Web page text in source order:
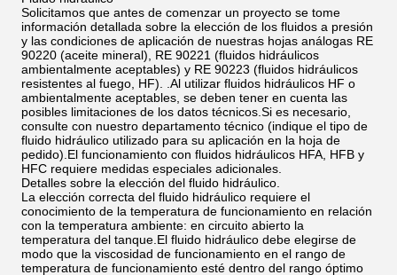
Solicitamos que antes de comenzar un proyecto se tome
información detallada sobre la elección de los fluidos a presión
y las condiciones de aplicación de nuestras hojas análogas RE
90220 (aceite mineral), RE 90221 (fluidos hidráulicos
ambientalmente aceptables) y RE 90223 (fluidos hidráulicos
resistentes al fuego, HF). .Al utilizar fluidos hidráulicos HF o
ambientalmente aceptables, se deben tener en cuenta las
posibles limitaciones de los datos técnicos.Si es necesario,
consulte con nuestro departamento técnico (indique el tipo de
fluido hidráulico utilizado para su aplicación en la hoja de
pedido).El funcionamiento con fluidos hidráulicos HFA, HFB y
HFC requiere medidas especiales adicionales.
Detalles sobre la elección del fluido hidráulico.
La elección correcta del fluido hidráulico requiere el
conocimiento de la temperatura de funcionamiento en relación
con la temperatura ambiente: en circuito abierto la
temperatura del tanque.El fluido hidráulico debe elegirse de
modo que la viscosidad de funcionamiento en el rango de
temperatura de funcionamiento esté dentro del rango óptimo